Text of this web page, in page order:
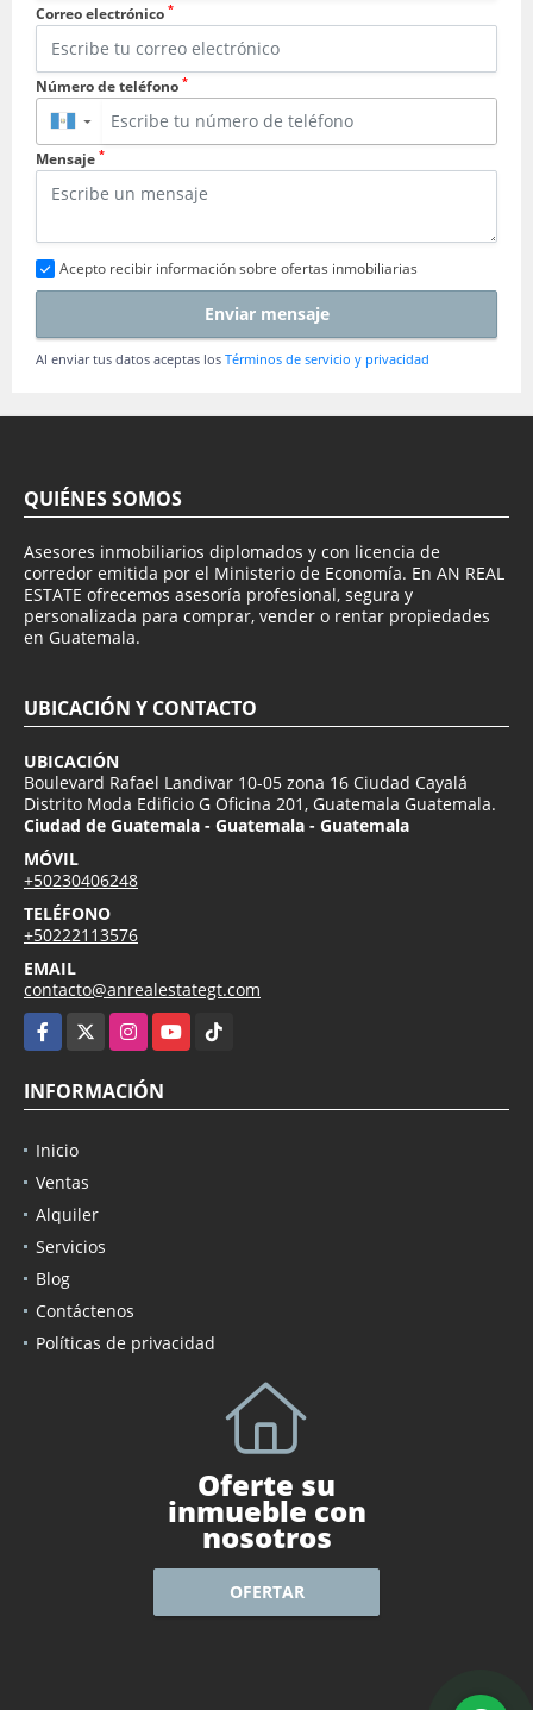
Correo electrónico *
Número de teléfono *
▼
Mensaje *
Acepto recibir información sobre ofertas inmobiliarias
Enviar mensaje
Al enviar tus datos aceptas los Términos de servicio y privacidad
QUIÉNES SOMOS
Asesores inmobiliarios diplomados y con licencia de
corredor emitida por el Ministerio de Economía. En AN REAL
ESTATE ofrecemos asesoría profesional, segura y
personalizada para comprar, vender o rentar propiedades
en Guatemala.
UBICACIÓN Y CONTACTO
UBICACIÓN
Boulevard Rafael Landivar 10-05 zona 16 Ciudad Cayalá
Distrito Moda Edificio G Oficina 201, Guatemala Guatemala.
Ciudad de Guatemala - Guatemala - Guatemala
MÓVIL
+50230406248
TELÉFONO
+50222113576
EMAIL
contacto@anrealestategt.com
Facebook
InstagramYouTubeTikTok
INFORMACIÓN
Inicio
Ventas
Alquiler
Servicios
Blog
Contáctenos
Políticas de privacidad
Oferte su
inmueble con
nosotros
OFERTAR